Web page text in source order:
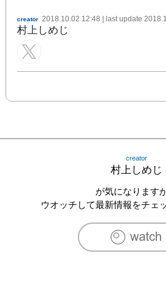
creator 2018.10.02 12:48 | last update
村上しめじ
creator
村上しめじ
が気になります
ウオッチして最新情報をチェ